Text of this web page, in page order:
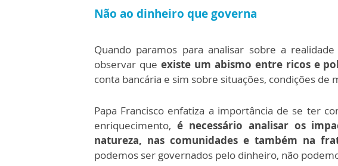
Não ao dinheiro que governa
Quando paramos para analisar sobre a
observar que existe um abismo entre ricos e
conta bancária e sim sobre situações, condições de
Papa Francisco enfatiza a importância de se ter
enriquecimento, é necessário analisar os
natureza, nas comunidades e também na
podemos ser governados pelo dinheiro, não